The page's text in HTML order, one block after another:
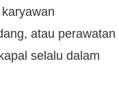
atau perawatan
selalu dalam